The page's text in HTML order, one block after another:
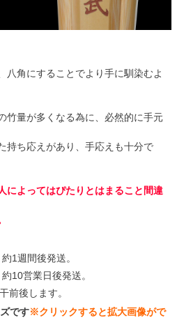
八角にすることでより手に馴染むよ
竹量が多くなる為に、必然的に手元
持ち応えがあり、手応えも十分で
によってはぴたりとはまること間違
1週間後発送。
10営業日後発送。
前後します。
です※クリックすると拡大画像がで